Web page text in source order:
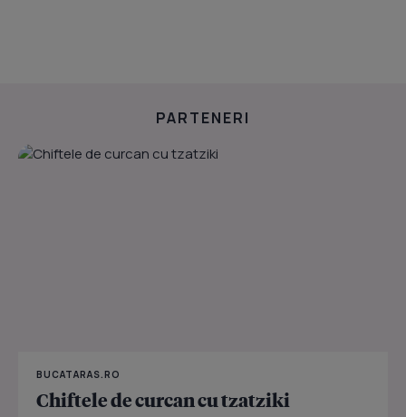
PARTENERI
BUCATARAS.RO
Chiftele de curcan cu tzatziki